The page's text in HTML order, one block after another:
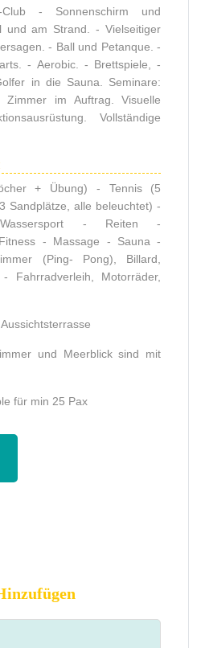
- Sonnenschirm und
und am Strand. - Vielseitiger
- Ball und Petanque. -
- Aerobic. - Brettspiele, -
in die Sauna. Seminare:
im Auftrag. Visuelle
Vollständige
+ Übung) - Tennis (5
Sandplätze, alle beleuchtet) -
- Reiten -
- Massage - Sauna -
(Ping- Pong), Billard,
Fahrradverleih, Motorräder,
und Meerblick sind mit
für min 25 Pax